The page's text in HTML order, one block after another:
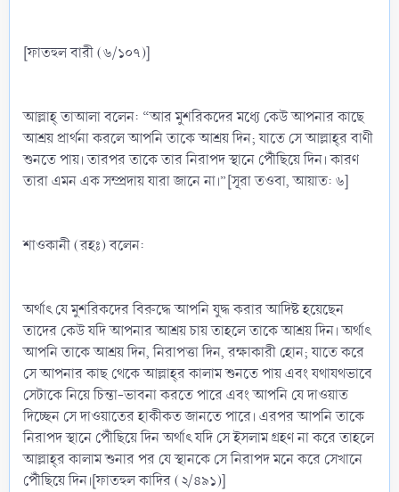
[ফাতহুল বারী (৬/১০৭)]
আল্লাহ্‌ তাআলা বলেন: “আর মুশরিকদের মধ্যে কেউ আপনার কাছে
আশ্রয় প্রার্থনা করলে আপনি তাকে আশ্রয় দিন; যাতে সে আল্লাহ্‌র বাণী
শুনতে পায়। তারপর তাকে তার নিরাপদ স্থানে পৌঁছিয়ে দিন। কারণ
তারা এমন এক সম্প্রদায় যারা জানে না।”[সূরা তওবা, আয়াত: ৬]
শাওকানী (রহঃ) বলেন:
অর্থাৎ যে মুশরিকদের বিরুদ্ধে আপনি যুদ্ধ করার আদিষ্ট হয়েছেন
তাদের কেউ যদি আপনার আশ্রয় চায় তাহলে তাকে আশ্রয় দিন। অর্থাৎ
আপনি তাকে আশ্রয় দিন, নিরাপত্তা দিন, রক্ষাকারী হোন; যাতে করে
সে আপনার কাছ থেকে আল্লাহ্‌র কালাম শুনতে পায় এবং যথাযথভাবে
সেটাকে নিয়ে চিন্তা-ভাবনা করতে পারে এবং আপনি যে দাওয়াত
দিচ্ছেন সে দাওয়াতের হাকীকত জানতে পারে। এরপর আপনি তাকে
নিরাপদ স্থানে পৌঁছিয়ে দিন অর্থাৎ যদি সে ইসলাম গ্রহণ না করে তাহলে
আল্লাহ্‌র কালাম শুনার পর যে স্থানকে সে নিরাপদ মনে করে সেখানে
পৌঁছিয়ে দিন।[ফাতহুল কাদির (২/৪৯১)]